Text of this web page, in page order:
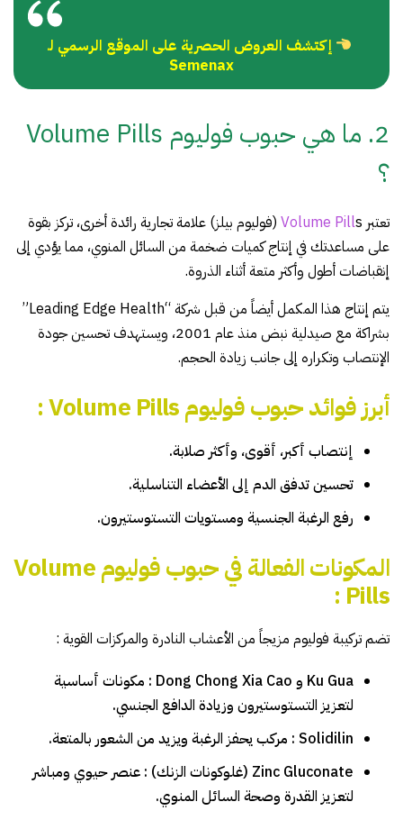
إكتشف العروض الحصرية على الموقع الرسمي لـ
Semenax
2. ما هي حبوب فوليوم Volume Pills
؟
تعتبر Volume Pill s (فوليوم بيلز) علامة تجارية رائدة أخرى، تركز بقوة
على مساعدتك في إنتاج كميات ضخمة من السائل المنوي، مما يؤدي إلى
إنقباضات أطول وأكثر متعة أثناء الذروة.
يتم إنتاج هذا المكمل أيضاً من قبل شركة “Leading Edge Health”
بشراكة مع صيدلية نبض منذ عام 2001، ويستهدف تحسين جودة
الإنتصاب وتكراره إلى جانب زيادة الحجم.
أبرز فوائد حبوب فوليوم Volume Pills :
إنتصاب أكبر، أقوى، وأكثر صلابة.
تحسين تدفق الدم إلى الأعضاء التناسلية.
رفع الرغبة الجنسية ومستويات التستوستيرون.
المكونات الفعالة في حبوب فوليوم Volume
Pills :
تضم تركيبة فوليوم مزيجاً من الأعشاب النادرة والمركزات القوية :
Ku Gua و Dong Chong Xia Cao : مكونات أساسية
لتعزيز التستوستيرون وزيادة الدافع الجنسي.
Solidilin : مركب يحفز الرغبة ويزيد من الشعور بالمتعة.
Zinc Gluconate (غلوكونات الزنك) : عنصر حيوي ومباشر
لتعزيز القدرة وصحة السائل المنوي.